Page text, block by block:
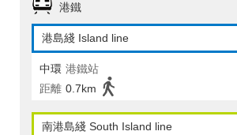
港鐵
港島綫 Island line
中環 港鐵站
距離 0.7km
南港島綫 South Island line